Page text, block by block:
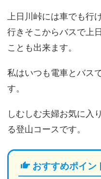
上日川峠には車でも行
行きそこからバスで上
ことも出来ます。
私はいつも電車とバス
す。
しむしむ夫婦お気に入
る登山コースです。
おすすめポイン